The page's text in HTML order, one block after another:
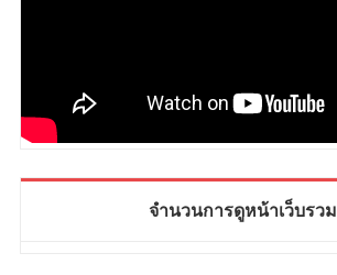
จำนวนการดูหน้าเว็บรวม